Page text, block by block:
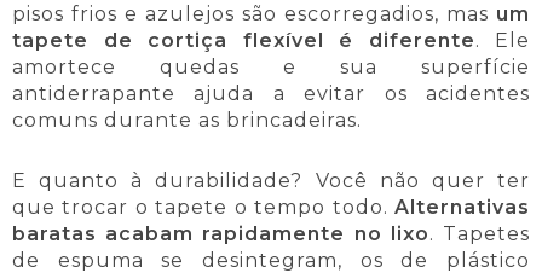
pisos frios e azulejos são escorregadios, mas um
tapete de cortiça flexível é diferente. Ele
amortece quedas e sua superfície
antiderrapante ajuda a evitar os acidentes
comuns durante as brincadeiras.
E quanto à durabilidade? Você não quer ter
que trocar o tapete o tempo todo. Alternativas
baratas acabam rapidamente no lixo. Tapetes
de espuma se desintegram, os de plástico